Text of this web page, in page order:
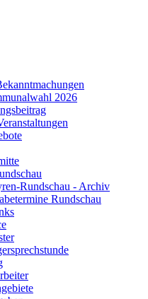
2026
Rundschau - Archiv
Rundschau